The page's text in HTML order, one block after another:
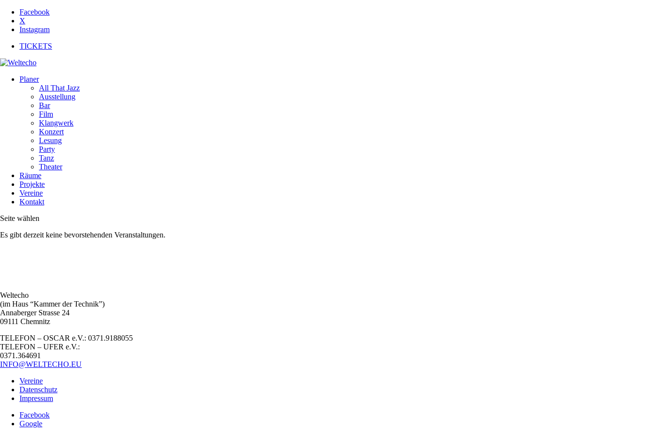
Facebook
X
Instagram
TICKETS
Planer
All That Jazz
Ausstellung
Bar
Film
Klangwerk
Konzert
Lesung
Party
Tanz
Theater
Räume
Projekte
Vereine
Kontakt
Seite wählen
Es gibt derzeit keine bevorstehenden Veranstaltungen.
Weltecho
(im Haus “Kammer der Technik”)
Annaberger Strasse 24
09111 Chemnitz
TELEFON – OSCAR e.V.: 0371.9188055
TELEFON – UFER e.V.:
0371.364691
INFO@WELTECHO.EU
Vereine
Datenschutz
Impressum
Facebook
Google